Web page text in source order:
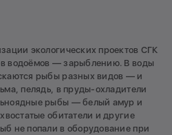
экологических проектов СГК
водоёмов — зарыблению. В воды
рыбы разных видов — и
пелядь, в пруды-охладители
рыбы — белый амур и
обитатели и другие
не попали в оборудование при